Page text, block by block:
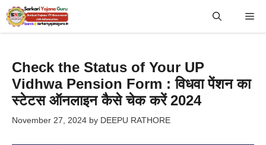
Skip
to
Check the Status of Your UP
Vidhwa Pension Form : विधवा पेंशन का
स्टेटस ऑनलाइन कैसे चेक करें 2024
November 27, 2024 by DEEPU RATHORE